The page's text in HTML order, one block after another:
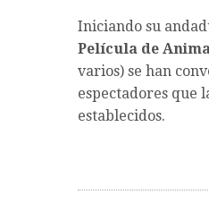
Iniciando su
Película de
varios) se han
espectadores que
establecidos.